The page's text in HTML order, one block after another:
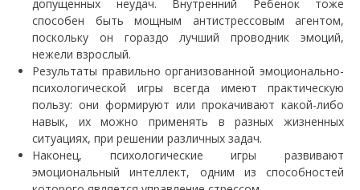
допущенных неудач. Внутренний Ребенок тоже
способен быть мощным антистрессовым агентом,
поскольку он гораздо лучший проводник эмоций,
нежели взрослый.
Результаты правильно организованной эмоционально-
психологической игры всегда имеют практическую
пользу: они формируют или прокачивают какой-либо
навык, их можно применять в разных жизненных
ситуациях, при решении различных задач.
Наконец, психологические игры развивают
эмоциональный интеллект, одним из способностей